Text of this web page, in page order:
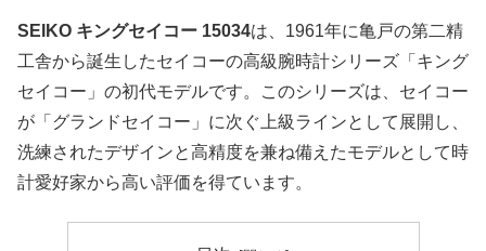
SEIKO キングセイコー 15034は、1961年に亀戸の第二精
工舎から誕生したセイコーの高級腕時計シリーズ「キング
セイコー」の初代モデルです。このシリーズは、セイコー
が「グランドセイコー」に次ぐ上級ラインとして展開し、
洗練されたデザインと高精度を兼ね備えたモデルとして時
計愛好家から高い評価を得ています。